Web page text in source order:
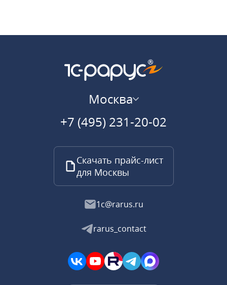
Москва
+7 (495) 231-20-02
Скачать прайс-лист
для Москвы
1c@rarus.ru
rarus_contact